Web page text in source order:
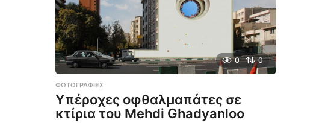
0 0
ΦΩΤΟΓΡΑΦΊΕΣ
Υπέροχες οφθαλμαπάτες σε
κτίρια του Mehdi Ghadyanloo